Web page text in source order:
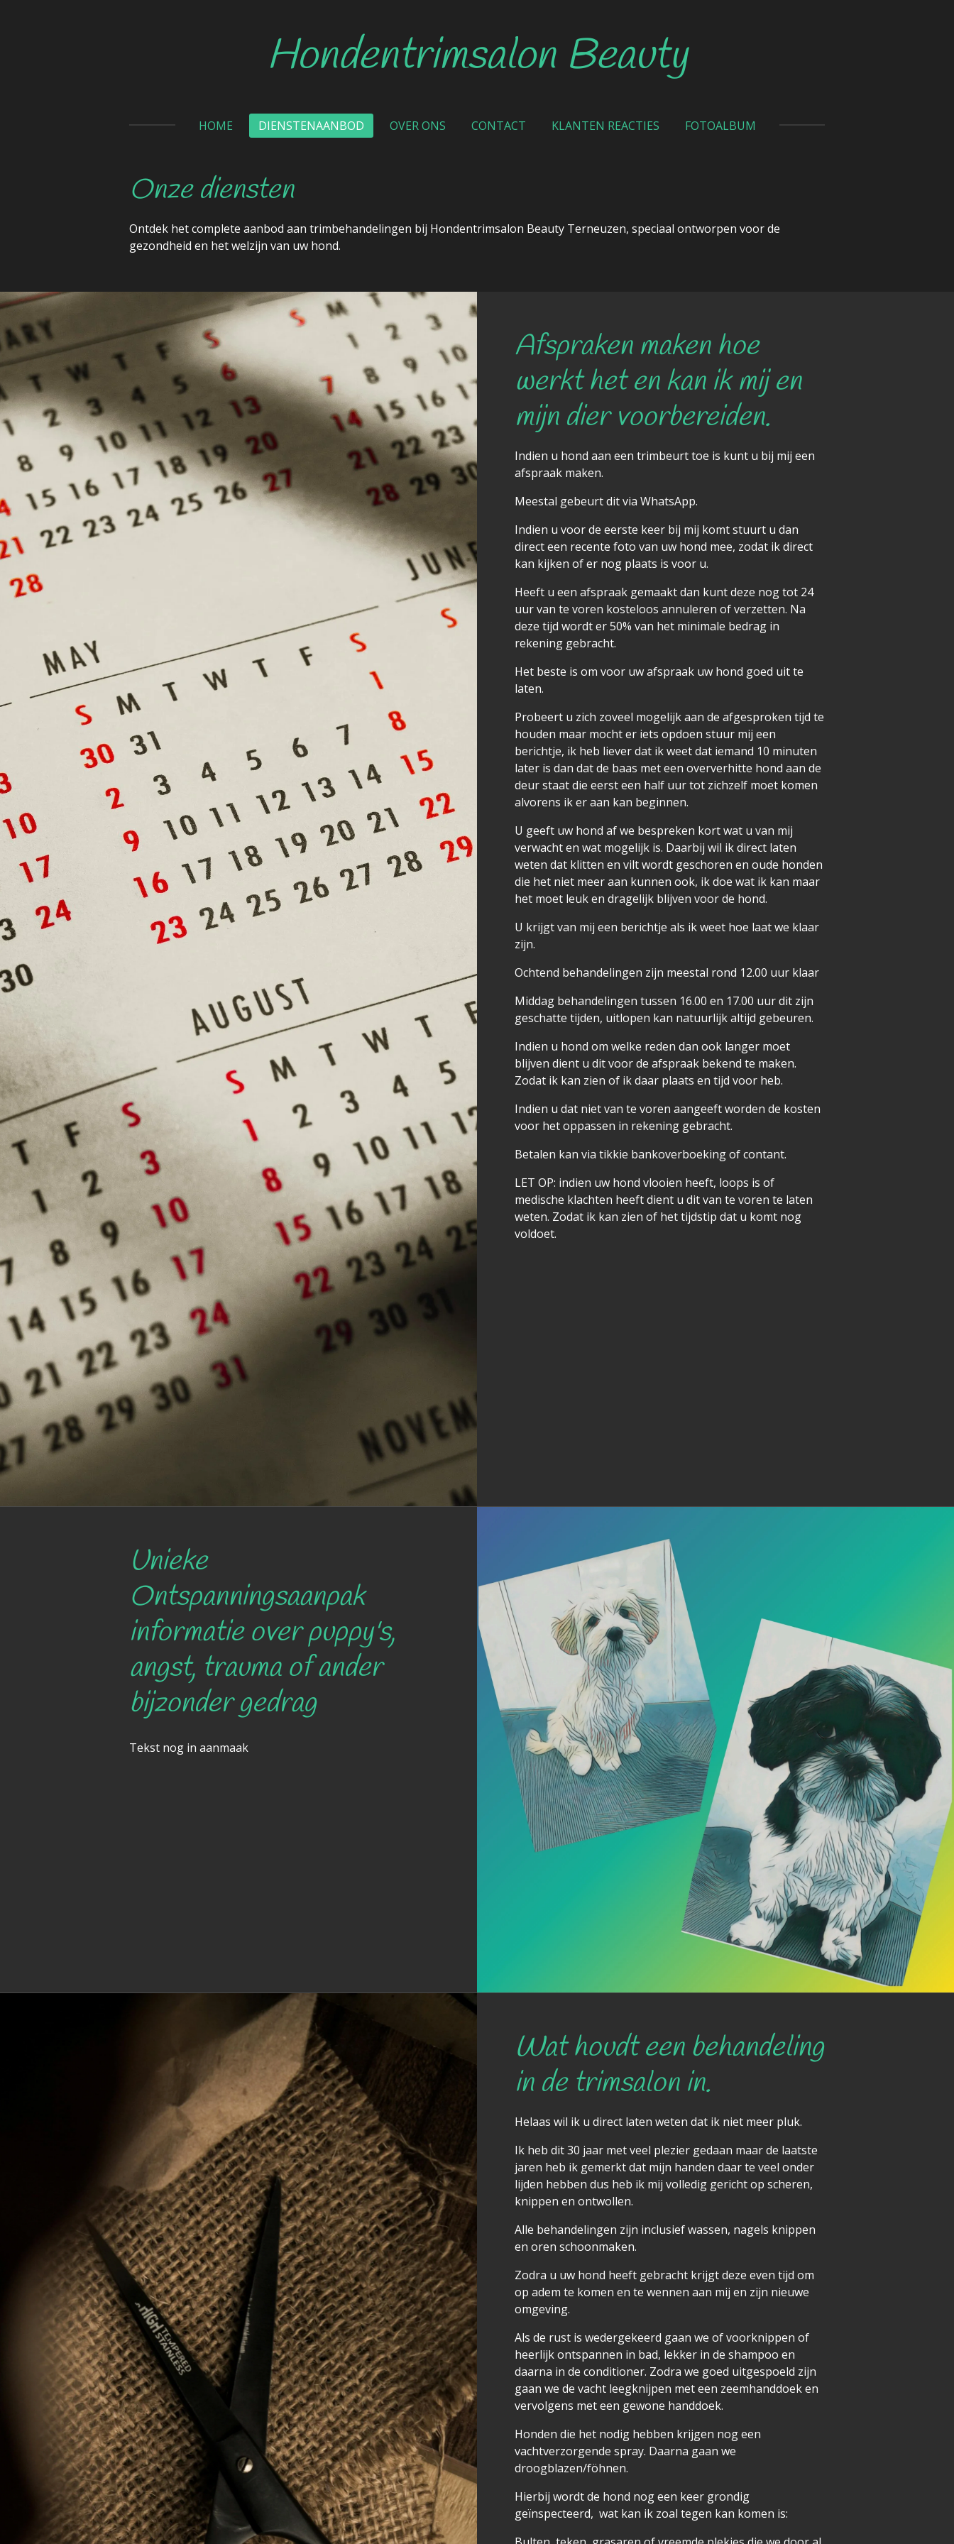
Hondentrimsalon Beauty
HOME DIENSTENAANBOD OVER ONS CONTACT KLANTEN REACTIES FOTOALBUM
Onze diensten
Ontdek het complete aanbod aan trimbehandelingen bij Hondentrimsalon Beauty Terneuzen, speciaal ontworpen voor de
gezondheid en het welzijn van uw hond.
Afspraken maken hoe
werkt het en kan ik mij en
mijn dier voorbereiden.
Indien u hond aan een trimbeurt toe is kunt u bij mij een
afspraak maken.
Meestal gebeurt dit via WhatsApp.
Indien u voor de eerste keer bij mij komt stuurt u dan
direct een recente foto van uw hond mee, zodat ik direct
kan kijken of er nog plaats is voor u.
Heeft u een afspraak gemaakt dan kunt deze nog tot 24
uur van te voren kosteloos annuleren of verzetten. Na
deze tijd wordt er 50% van het minimale bedrag in
rekening gebracht.
Het beste is om voor uw afspraak uw hond goed uit te
laten.
Probeert u zich zoveel mogelijk aan de afgesproken tijd te
houden maar mocht er iets opdoen stuur mij een
berichtje, ik heb liever dat ik weet dat iemand 10 minuten
later is dan dat de baas met een oververhitte hond aan de
deur staat die eerst een half uur tot zichzelf moet komen
alvorens ik er aan kan beginnen.
U geeft uw hond af we bespreken kort wat u van mij
verwacht en wat mogelijk is. Daarbij wil ik direct laten
weten dat klitten en vilt wordt geschoren en oude honden
die het niet meer aan kunnen ook, ik doe wat ik kan maar
het moet leuk en dragelijk blijven voor de hond.
U krijgt van mij een berichtje als ik weet hoe laat we klaar
zijn.
Ochtend behandelingen zijn meestal rond 12.00 uur klaar
Middag behandelingen tussen 16.00 en 17.00 uur dit zijn
geschatte tijden, uitlopen kan natuurlijk altijd gebeuren.
Indien u hond om welke reden dan ook langer moet
blijven dient u dit voor de afspraak bekend te maken.
Zodat ik kan zien of ik daar plaats en tijd voor heb.
Indien u dat niet van te voren aangeeft worden de kosten
voor het oppassen in rekening gebracht.
Betalen kan via tikkie bankoverboeking of contant.
LET OP: indien uw hond vlooien heeft, loops is of
medische klachten heeft dient u dit van te voren te laten
weten. Zodat ik kan zien of het tijdstip dat u komt nog
voldoet.
Unieke
Ontspanningsaanpak
informatie over puppy's,
angst, trauma of ander
bijzonder gedrag
Tekst nog in aanmaak
Wat houdt een behandeling
in de trimsalon in.
Helaas wil ik u direct laten weten dat ik niet meer pluk.
Ik heb dit 30 jaar met veel plezier gedaan maar de laatste
jaren heb ik gemerkt dat mijn handen daar te veel onder
lijden hebben dus heb ik mij volledig gericht op scheren,
knippen en ontwollen.
Alle behandelingen zijn inclusief wassen, nagels knippen
en oren schoonmaken.
Zodra u uw hond heeft gebracht krijgt deze even tijd om
op adem te komen en te wennen aan mij en zijn nieuwe
omgeving.
Als de rust is wedergekeerd gaan we of voorknippen of
heerlijk ontspannen in bad, lekker in de shampoo en
daarna in de conditioner. Zodra we goed uitgespoeld zijn
gaan we de vacht leegknijpen met een zeemhanddoek en
vervolgens met een gewone handdoek.
Honden die het nodig hebben krijgen nog een
vachtverzorgende spray. Daarna gaan we
droogblazen/föhnen.
Hierbij wordt de hond nog een keer grondig
geïnspecteerd, wat kan ik zoal tegen kan komen is: